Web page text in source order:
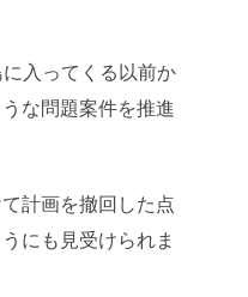
入ってくる以前か
な問題案件を推進
計画を撤回した点
にも見受けられま